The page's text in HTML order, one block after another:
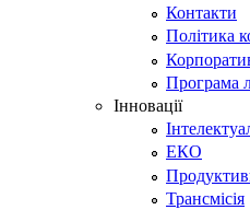
Контакти
Політика
Програма
Інновації
ЕКО
Трансмісія